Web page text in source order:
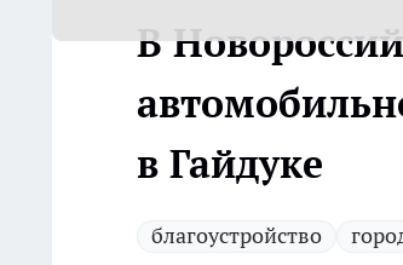
В
в Гайдуке
благоустройство